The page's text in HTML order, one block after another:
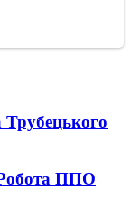
Трубецького
ППО